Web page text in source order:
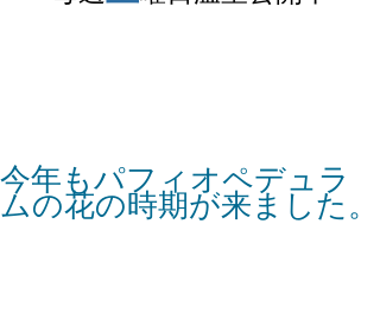
今年もパフィオペデュラ
ムの花の時期が来ました。